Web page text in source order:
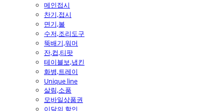
메인접시
찬기,접시
면기,볼
수저,조리도구
뚝배기,워머
잔,컵,티팟
테이블보,냅킨
화병,트레이
Unique line
살림,소품
모바일상품권